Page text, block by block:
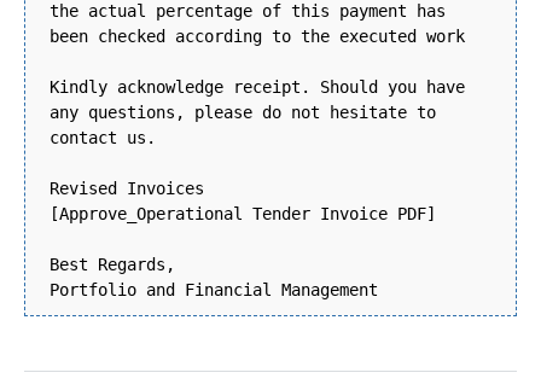
the actual percentage of this payment has
been checked according to the executed work
Kindly acknowledge receipt. Should you have
any questions, please do not hesitate to
contact us.
Revised Invoices
[Approve_Operational Tender Invoice PDF]
Best Regards,
Portfolio and Financial Management